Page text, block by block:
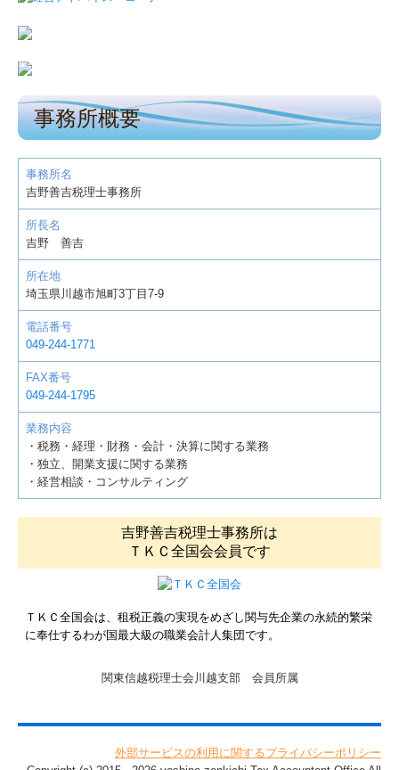
事務所概要
事務所名
吉野善吉税理士事務所
所長名
吉野 善吉
所在地
埼玉県川越市旭町3丁目7-9
電話番号
049-244-1771
FAX番号
049-244-1795
業務内容
・税務・経理・財務・会計・決算に関する業務
・独立、開業支援に関する業務
・経営相談・コンサルティング
吉野善吉税理士事務所は
ＴＫＣ全国会会員です
ＴＫＣ全国会は、租税正義の実現をめざし関与先企業の永続的繁栄
に奉仕するわが国最大級の職業会計人集団です。
関東信越税理士会川越支部 会員所属
外部サービスの利用に関するプライバシーポリシー